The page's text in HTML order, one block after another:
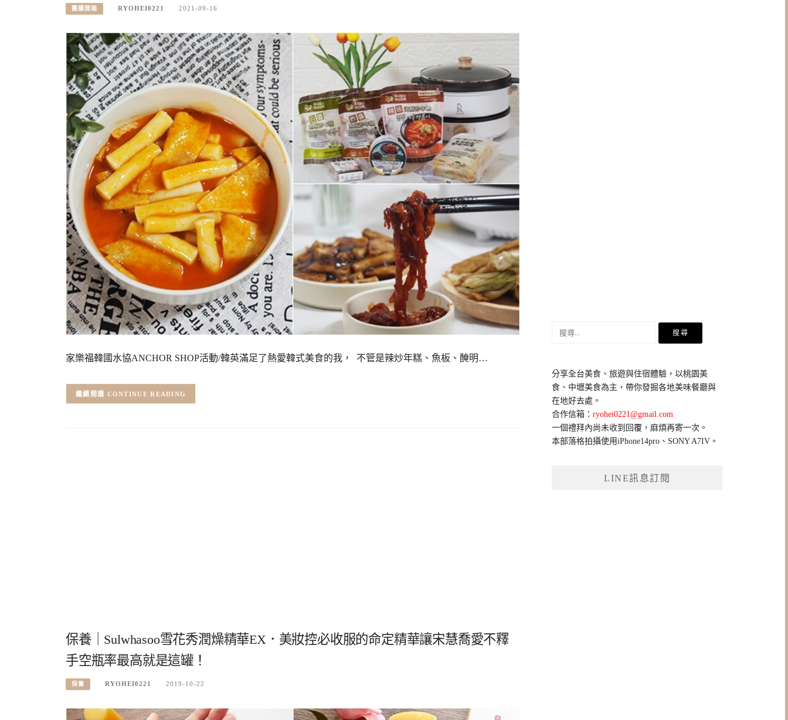
團購開箱 RYOHEI0221 2021-09-16
家樂福韓國水協ANCHOR SHOP活動/韓英滿足了熱愛韓式美食的我， 不管是辣炒年糕、魚板、醃明…
CONTINUE READING
保養｜Sulwhasoo雪花秀潤燥精華EX．美妝控必收服的命定精華讓宋慧喬愛不釋
手空瓶率最高就是這罐！
保養 RYOHEI0221 2019-10-22
鍵
字:
分享全台美食、旅遊與住宿體驗，以桃園美
食、中壢美食為主，帶你發掘各地美味餐廳與
在地好去處。
合作信箱：ryohei0221@gmail.com
一個禮拜內尚未收到回覆，麻煩再寄一次。
本部落格拍攝使用iPhone14pro、SONY A7IV。
LINE訊息訂閱